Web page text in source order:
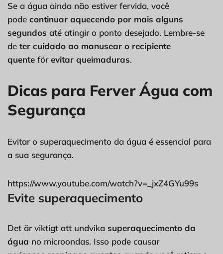
Se a água ainda não estiver fervida, você
pode continuar aquecendo por mais alguns
segundos até atingir o ponto desejado. Lembre-se
de ter cuidado ao manusear o recipiente
quente förevitar queimaduras.
Dicas para Ferver Água com
Segurança
Evitar o superaquecimento da água é essencial para
a sua segurança.
https://www.youtube.com/watch?v=_jxZ4GYu99s
Evite superaquecimento
Det är viktigt att undvika superaquecimento da
água no microondas. Isso pode causar